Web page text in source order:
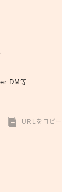
DM等
URLをコピー